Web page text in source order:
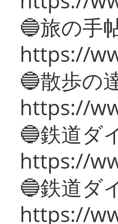
🔵旅の手
https://
🔵散歩の
https://
🔵鉄道ダ
https://
🔵鉄道ダ
https://